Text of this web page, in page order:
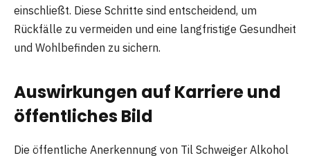
einschließt. Diese Schritte sind entscheidend, um
Rückfälle zu vermeiden und eine langfristige Gesundheit
und Wohlbefinden zu sichern.
Auswirkungen auf Karriere und
öffentliches Bild
Die öffentliche Anerkennung von Til Schweiger Alkohol